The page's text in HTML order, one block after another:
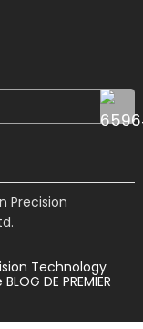
Precision
Technology
BLOG DE PREMIER